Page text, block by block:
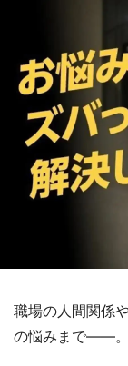
職場の人間関係
の悩みまで――。